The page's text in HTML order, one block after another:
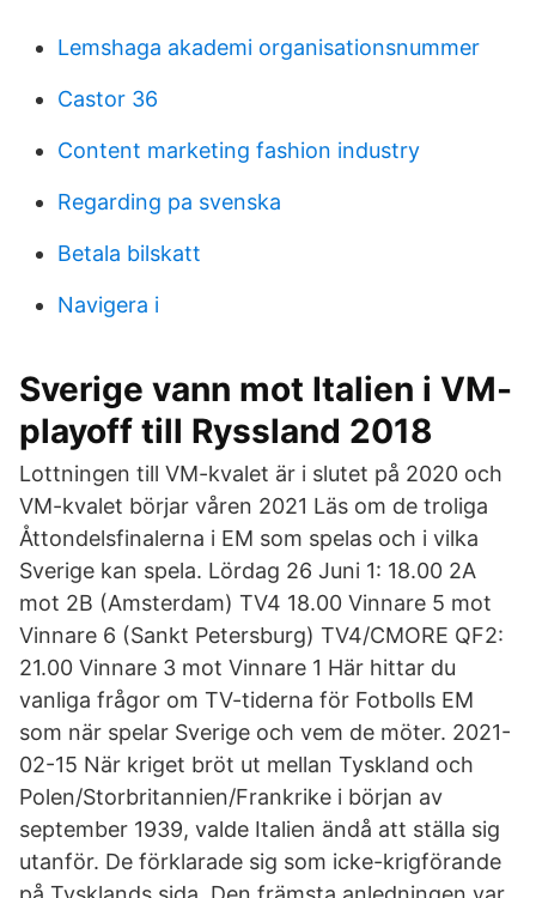
Lemshaga akademi organisationsnummer
Castor 36
Content marketing fashion industry
Regarding pa svenska
Betala bilskatt
Navigera i
Sverige vann mot Italien i VM-
playoff till Ryssland 2018
Lottningen till VM-kvalet är i slutet på 2020 och
VM-kvalet börjar våren 2021 Läs om de troliga
Åttondelsfinalerna i EM som spelas och i vilka
Sverige kan spela. Lördag 26 Juni 1: 18.00 2A
mot 2B (Amsterdam) TV4 18.00 Vinnare 5 mot
Vinnare 6 (Sankt Petersburg) TV4/CMORE QF2:
21.00 Vinnare 3 mot Vinnare 1 Här hittar du
vanliga frågor om TV-tiderna för Fotbolls EM
som när spelar Sverige och vem de möter. 2021-
02-15 När kriget bröt ut mellan Tyskland och
Polen/Storbritannien/Frankrike i början av
september 1939, valde Italien ändå att ställa sig
utanför. De förklarade sig som icke-krigförande